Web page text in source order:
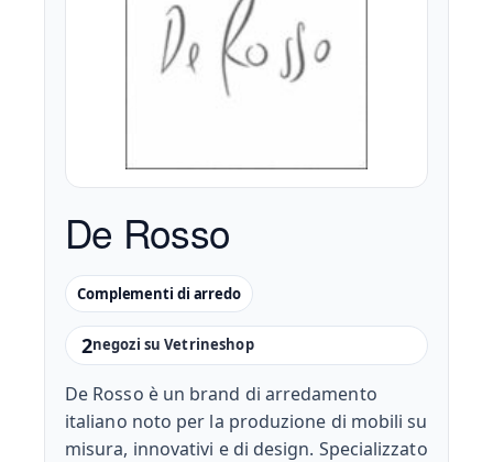
De Rosso
2negozi su Vetrineshop
Complementi di arredo
De Rosso è un brand di arredamento
italiano noto per la produzione di mobili su
misura, innovativi e di design. Specializzato